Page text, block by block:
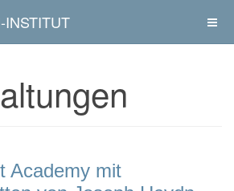
INSTITUT
Academy mit